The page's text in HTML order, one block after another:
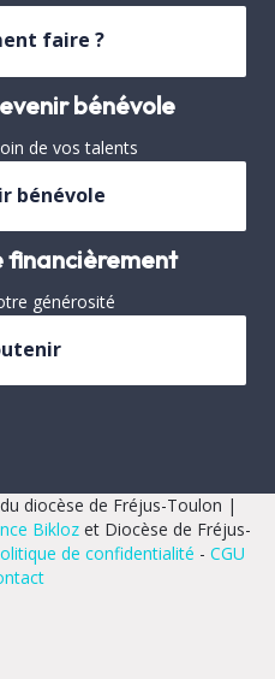
faire ?
bénévole
de vos talents
bénévole
financièrement
générosité
diocèse de Fréjus-Toulon |
Biklozet Diocèse de Fréjus-
de confidentialité - CGU